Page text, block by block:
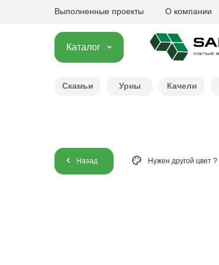
Выполненные проекты О компании
Каталог
Скамьи Урны Качели
Назад Нужен другой цвет ?